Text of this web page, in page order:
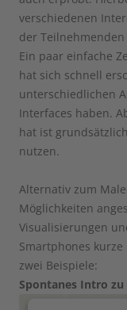
verschiedenen
der
Ein paar einfache
hat sich schnell
unterschiedlichen
Interfaces haben.
hat ist
nutzen.
Alternativ zum
Möglichkeiten
Visualisierungen
Smartphones
zwei Beispiele:
Spontanes Intro zu